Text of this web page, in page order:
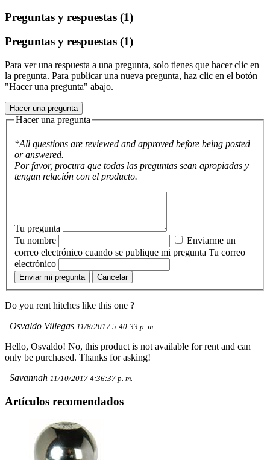
Preguntas y respuestas (1)
Preguntas y respuestas (1)
Para ver una respuesta a una pregunta, solo tienes que hacer clic en
la pregunta. Para publicar una nueva pregunta, haz clic en el botón
"Hacer una pregunta" abajo.
Hacer una pregunta
Hacer una pregunta
*All questions are reviewed and approved before being posted
or answered.
Por favor, procura que todas las preguntas sean apropiadas y
tengan relación con el producto.
Tu pregunta
Tu nombre
Enviarme un
correo electrónico cuando se publique mi pregunta Tu correo
electrónico
Enviar mi pregunta Cancelar
Do you rent hitches like this one ?
–Osvaldo Villegas 11/8/2017 5:40:33 p. m.
Hello, Osvaldo! No, this product is not available for rent and can
only be purchased. Thanks for asking!
–Savannah 11/10/2017 4:36:37 p. m.
Artículos recomendados